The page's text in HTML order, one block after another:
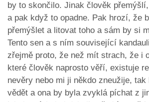
by to skončilo. Jinak člověk
a pak když to opadne. Pak hrozí, že
přemýšlet a litovat toho a sám by si
Tento sen a s ním související
zřejmě proto, že než mít strach, že i
které člověk naprosto věří, existuje
nevěry nebo mi ji někdo zneužije,
vědět a ona by byla zvyklá píchat z